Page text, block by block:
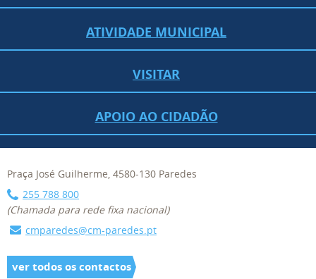
ATIVIDADE MUNICIPAL
VISITAR
APOIO AO CIDADÃO
Praça José Guilherme, 4580-130 Paredes
255 788 800
(Chamada para rede fixa nacional)
cmparedes@cm-paredes.pt
ver todos os contactos